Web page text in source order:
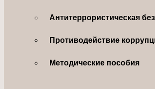
Антитеррористическая
Противодействие
Методические пособия